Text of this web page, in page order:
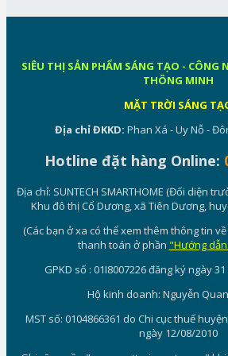
SIÊU THỊ SẢN PHẨM SÁNG TẠO - CÔNG
THÔNG MINH
MẶT TRỜI SÁNG
Địa chỉ ĐKKD: Phan Xá - Uy Nỗ -
Hotline đặt hàng Online:
Địa chỉ: SUNTECH SMARTHOME (Đối diện
Khu đô thị Cổ Dương, xã Tiên Dương,
(Các bạn ở xa có thể xem thêm thông tin
thanh toán ở phần "Hướng
GPKD số : 01I8007226 đăng ký ngày
Hộ kinh doanh: Nguyễn
MST số: 0104866361 do Chi cục thuế
ngày 12/08/2010